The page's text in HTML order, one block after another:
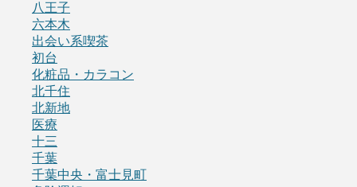
八王子
六本木
出会い系喫茶
初台
化粧品・カラコン
北千住
北新地
医療
十三
千葉
千葉中央・富士見町